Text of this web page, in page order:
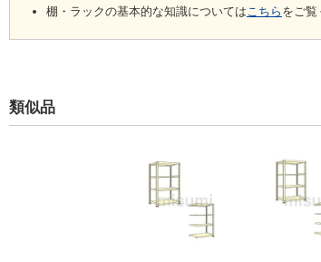
棚・ラックの基本的な知識についてはこちら をご覧
類似品